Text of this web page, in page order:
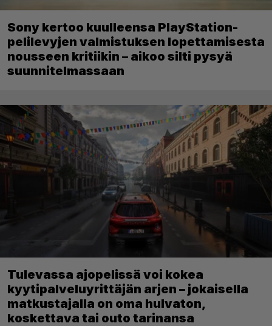
Sony kertoo kuulleensa PlayStation-
pelilevyjen valmistuksen lopettamisesta
nousseen kritiikin – aikoo silti pysyä
suunnitelmassaan
Tulevassa ajopelissä voi kokea
kyytipalveluyrittäjän arjen – jokaisella
matkustajalla on oma hulvaton,
koskettava tai outo tarinansa